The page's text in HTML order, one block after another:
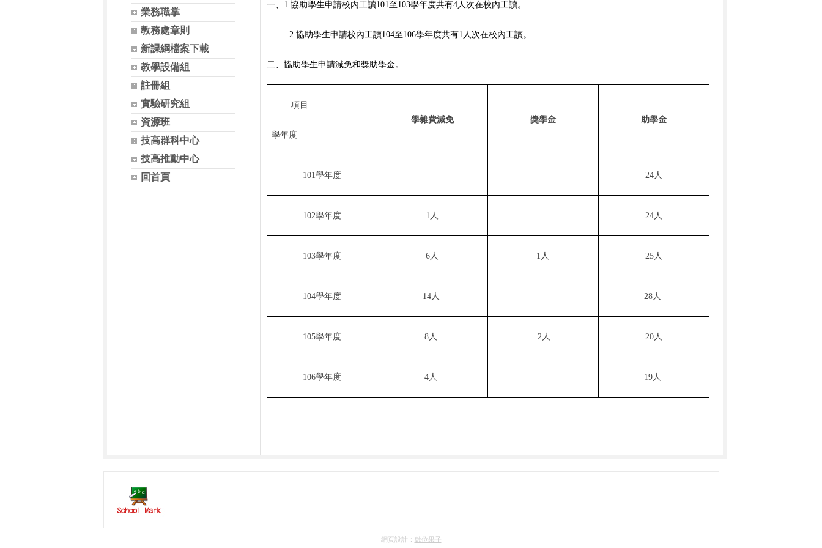
業務職掌
教務處章則
新課綱檔案下載
教學設備組
註冊組
實驗研究組
資源班
技高群科中心
技高推動中心
回首頁
一、 1.協助學生申請校內工讀101至 103學年度共有4人次在校內工讀。
2.協助學生申請校內工讀104至 106學年度共有1 人次在校內工讀。
二、協助學生申請減免和獎助學金。
項目
學年度
學雜費減免 獎學金 助學金
101學年度 24人
102學年度 1 人 24人
103學年度 6人 1 人 25人
104學年度 14人 28人
105學年度 8人 2人 20人
106學年度 4人 19人
網頁設計： 數位果子